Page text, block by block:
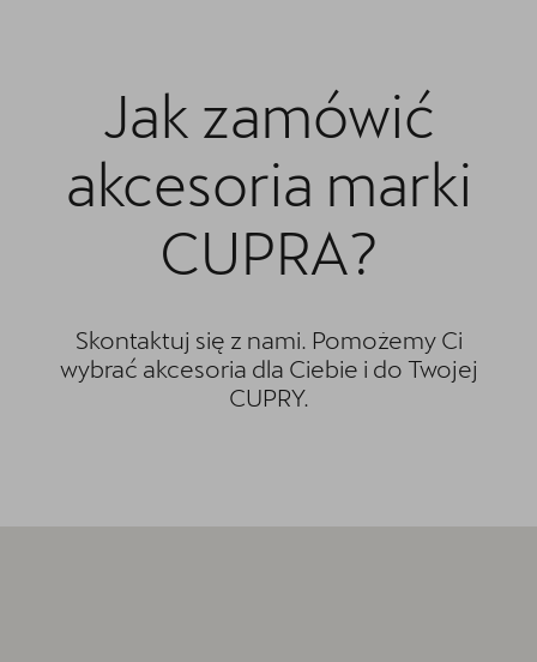
Jak zamówić
akcesoria marki
CUPRA?
Skontaktuj się z nami. Pomożemy Ci
wybrać akcesoria dla Ciebie i do Twojej
CUPRY.